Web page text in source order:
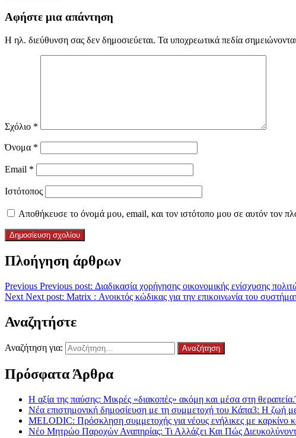
Αφήστε μια απάντηση
Η ηλ. διεύθυνση σας δεν δημοσιεύεται. Τα υποχρεωτικά πεδία
Σχόλιο *
Όνομα *
Email *
Ιστότοπος
Αποθήκευσε το όνομά μου, email, και τον ιστότοπο μου σε αυτόν τον
Πλοήγηση άρθρων
Previous Previous post: Διαδικασία χορήγησης οικονομικής ενίσχυσης
Next Next post: Matrix : Ανοικτός κώδικας για την επικοινωνία του
Αναζητήστε
Αναζήτηση για:
Πρόσφατα Άρθρα
Η αξία της παύσης: Μικρές «διακοπές» ακόμη και μέσα στη
Νέα επιστημονική δημοσίευση με τη συμμετοχή του Κάπα3: Η ζωή
MELODIC: Πρόσκληση συμμετοχής για νέους ενήλικες με καρκίνο
Νέο Μητρώο Παροχών Αναπηρίας: Τι Αλλάζει Και Πώς